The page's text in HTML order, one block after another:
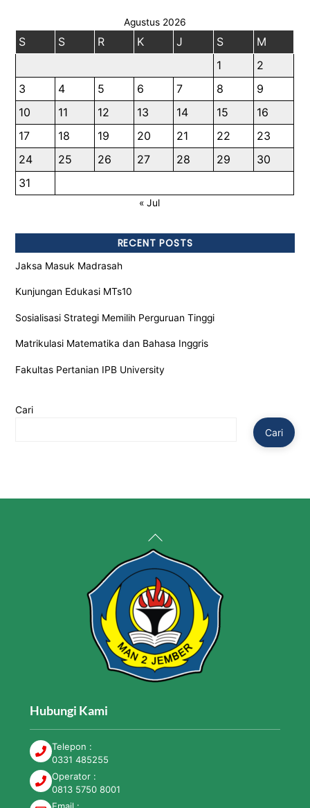
Agustus 2026
S S R K J S
M
1
2
3
4 5 6 7 8
9
10
11 12 13 14 15
16
17
18 19 20 21 22
23
24
25 26 27 28 29
30
31
« Jul
RECENT POSTS
Jaksa Masuk Madrasah
Kunjungan Edukasi MTs10
Sosialisasi Strategi Memilih Perguruan Tinggi
Matrikulasi Matematika dan Bahasa Inggris
Fakultas Pertanian IPB University
Cari
Cari
Back
To
Top
Hubungi Kami
Telepon :
0331 485255
Operator :
0813 5750 8001